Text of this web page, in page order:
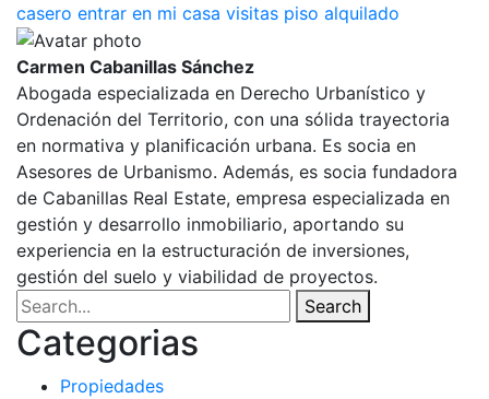
casero entrar en mi casa visitas piso alquilado
Carmen Cabanillas Sánchez
Abogada especializada en Derecho Urbanístico y
Ordenación del Territorio, con una sólida trayectoria
en normativa y planificación urbana. Es socia en
Asesores de Urbanismo. Además, es socia fundadora
de Cabanillas Real Estate, empresa especializada en
gestión y desarrollo inmobiliario, aportando su
experiencia en la estructuración de inversiones,
gestión del suelo y viabilidad de proyectos.
Search
Categorias
Propiedades